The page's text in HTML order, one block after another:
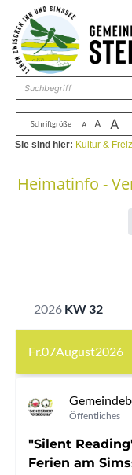
Zum Inhalt ,zur Navigation
Schriftgröße A A A
Sie sind hier: Kultur &
Heimatinfo -